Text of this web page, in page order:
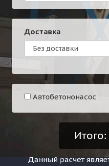
Доставка
Автобетононасос
Итого:
Данный расчет